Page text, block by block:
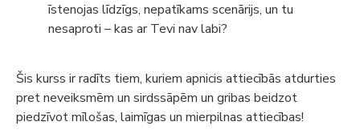
īstenojas līdzīgs, nepatīkams scenārijs, un tu
nesaproti – kas ar Tevi nav labi?
Šis kurss ir radīts tiem, kuriem apnicis attiecībās atdurties
pret neveiksmēm un sirdssāpēm un gribas beidzot
piedzīvot mīlošas, laimīgas un mierpilnas attiecības!